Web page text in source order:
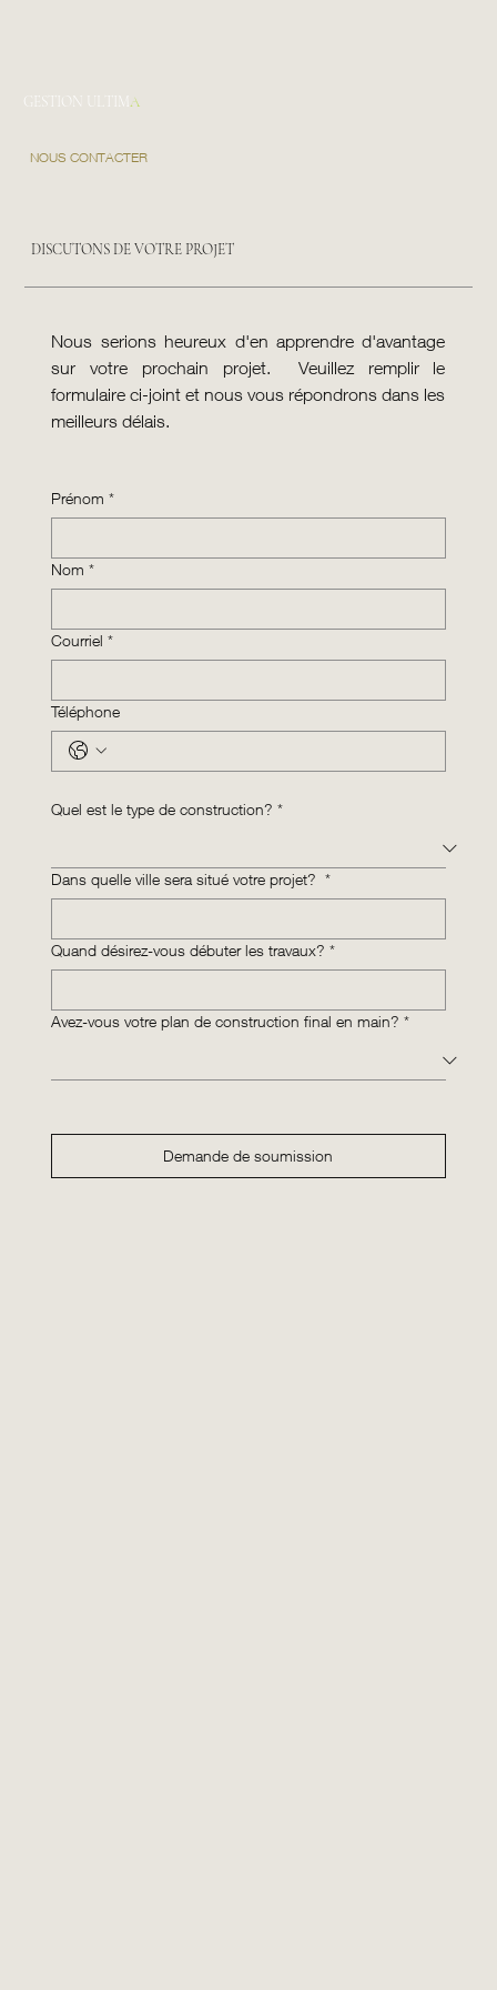
GESTION ULTIMA
NOUS CONTACTER
DISCUTONS DE VOTRE PROJET
Nous serions heureux d'en apprendre d'avantage
sur votre prochain projet.  Veuillez remplir le
formulaire ci-joint et nous vous répondrons dans les
meilleurs délais.
Prénom *
Nom *
Courriel *
Téléphone
Quel est le type de construction? *
Dans quelle ville sera situé votre projet? *
Quand désirez-vous débuter les travaux? *
Avez-vous votre plan de construction final en main? *
Demande de soumission